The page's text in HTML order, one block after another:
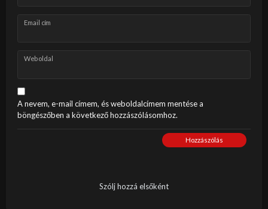
Email cím
Weboldal
A nevem, e-mail címem, és weboldalcímem mentése a
böngészőben a következő hozzászólásomhoz.
Hozzászólás
Szólj hozzá elsőként